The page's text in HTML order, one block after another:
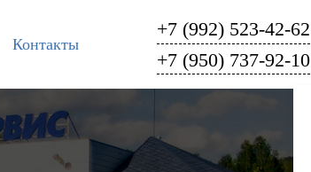
Контакты
+7 (992) 523-42-62
+7 (950) 737-92-10